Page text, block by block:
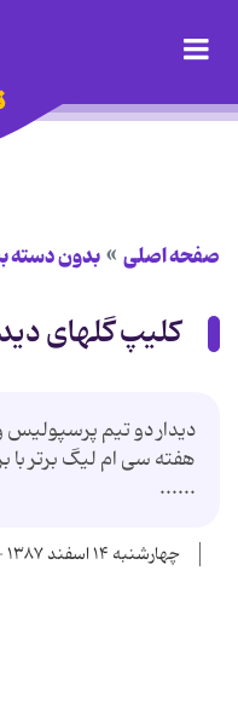
صفحه اصلی بدون دسته
کلیپ گلهای
دیدار دو تیم
هفته سی ام لیگ برتر با
......
چهارشنبه ۱۴ اسفند ۱۳۸۷ - ۰۰:۰۰